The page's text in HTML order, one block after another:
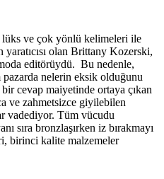
ve çok yönlü kelimeleri ile
yaratıcısı olan Brittany Kozerski,
editörüydü. Bu nedenle,
nelerin eksik olduğunu
cevap maiyetinde ortaya çıkan
ve zahmetsizce giyilebilen
vadediyor. Tüm vücudu
sıra bronzlaşırken iz bırakmayı
birinci kalite malzemeler